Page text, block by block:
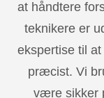
at håndtere
teknikere er
ekspertise til
præcist. Vi
være sikker